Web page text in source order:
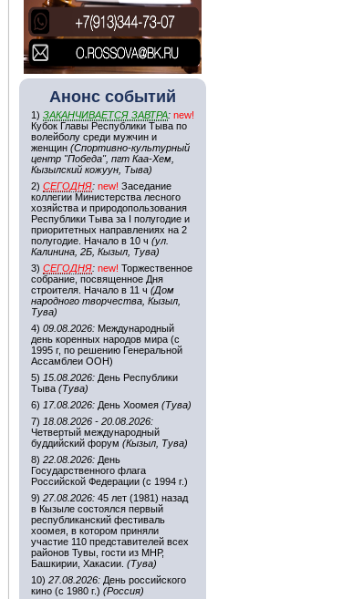
Анонс событий
1) ЗАКАНЧИВАЕТСЯ ЗАВТРА: new!
Кубок Главы Республики Тыва по
волейболу среди мужчин и
женщин (Спортивно-культурный
центр "Победа", пгт Каа-Хем,
Кызылский кожуун, Тыва)
2) СЕГОДНЯ: new! Заседание
коллегии Министерства лесного
хозяйства и природопользования
Республики Тыва за I полугодие и
приоритетных направлениях на 2
полугодие. Начало в 10 ч (ул.
Калинина, 2Б, Кызыл, Тува)
3) СЕГОДНЯ: new! Торжественное
собрание, посвященное Дня
строителя. Начало в 11 ч (Дом
народного творчества, Кызыл,
Тува)
4) 09.08.2026: Международный
день коренных народов мира (с
1995 г, по решению Генеральной
Ассамблеи ООН)
5) 15.08.2026: День Республики
Тыва (Тува)
6) 17.08.2026: День Хоомея (Тува)
7) 18.08.2026 - 20.08.2026:
Четвертый международный
буддийский форум (Кызыл, Тува)
8) 22.08.2026: День
Государственного флага
Российской Федерации (с 1994 г.)
9) 27.08.2026: 45 лет (1981) назад
в Кызыле состоялся первый
республиканский фестиваль
хоомея, в котором приняли
участие 110 представителей всех
районов Тувы, гости из МНР,
Башкирии, Хакасии. (Тува)
10) 27.08.2026: День российского
кино (с 1980 г.) (Россия)